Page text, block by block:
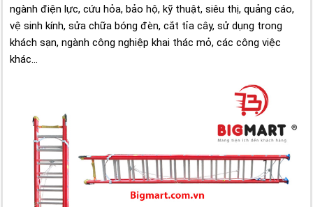
ngành điện lực, cứu hỏa, bảo hộ, kỹ thuật, siêu thị, quảng cáo,
vệ sinh kính, sửa chữa bóng đèn, cắt tỉa cây, sử dụng trong
khách sạn, ngành công nghiệp khai thác mỏ, các công việc
khác…